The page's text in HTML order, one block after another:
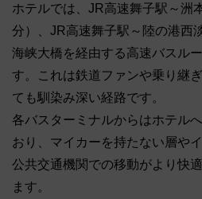
ホテルでは、JR高速舞子駅～洲
分）、JR高速舞子駅～陸の港西
海峡大橋を経由する高速バスル
す。これは鉄道ファンや乗り継
ても馴染み深い経路です。
各バスターミナルからはホテル
おり、マイカーを持たない層や
公共交通機関での移動がより快
ます。